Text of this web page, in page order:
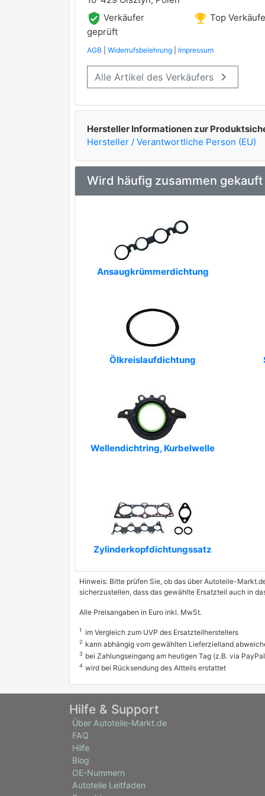
verified_user Verkäufer
geprüft
emoji_events Top
AGB Widerrufsbelehrung Impressum
Alle Artikel des Verkäufers keyboard_arrow_right
Hersteller Informationen zur
Hersteller / Verantwortliche Person (EU)
Wird häufig zusammen gekauft
Ansaugkrümmerdichtung
Ölkreislaufdichtung
Wellendichtring, Kurbelwelle
Zylinderkopfdichtungssatz
Hinweis: Bitte prüfen Sie, ob das über Autoteile-
sicherzustellen, dass das gewählte Ersatzteil auch in
Alle Preisangaben in Euro inkl. MwSt.
1 im Vergleich zum UVP des Ersatzteilherstellers
2 kann abhängig vom gewählten Lieferzielland
3 bei Zahlungseingang am heutigen Tag (z.B. via
4 wird bei Rücksendung des Altteils erstattet
Hilfe & Support
Über Autoteile-Markt.de
FAQ
Hilfe
Blog
OE-Nummern
Autoteile Leitfaden